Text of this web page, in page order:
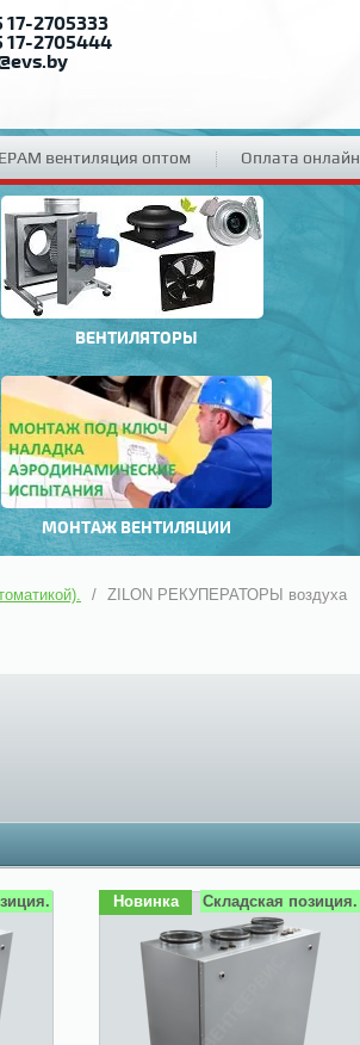
17-2705333
17-2705444
вентиляция оптом Оплата онлайн
ВЕНТИЛЯТОРЫ
МОНТАЖ ВЕНТИЛЯЦИИ
/ ZILON РЕКУПЕРАТОРЫ воздуха
Новинка Складская позиция.